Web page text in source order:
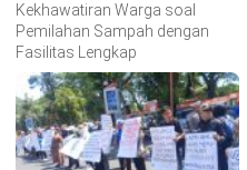
Kekhawatiran Warga soal
Pemilahan Sampah dengan
Fasilitas Lengkap